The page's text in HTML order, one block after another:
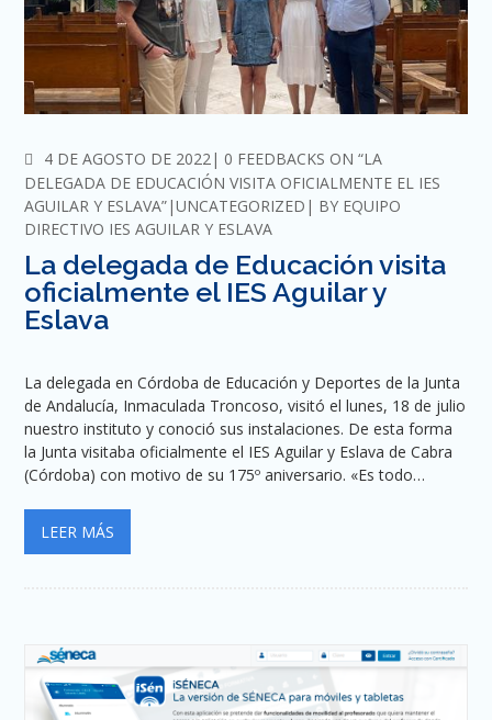
4 DE AGOSTO DE 2022 COMMENTS
0 FEEDBACKS ON “LA
DELEGADA DE EDUCACIÓN VISITA OFICIALMENTE EL IES
AGUILAR Y ESLAVA” UNCATEGORIZED BY EQUIPO
DIRECTIVO IES AGUILAR Y ESLAVA
La delegada de Educación visita
oficialmente el IES Aguilar y
Eslava
La delegada en Córdoba de Educación y Deportes de la Junta
de Andalucía, Inmaculada Troncoso, visitó el lunes, 18 de julio
nuestro instituto y conoció sus instalaciones. De esta forma
la Junta visitaba oficialmente el IES Aguilar y Eslava de Cabra
(Córdoba) con motivo de su 175º aniversario. «Es todo…
LEER MÁS